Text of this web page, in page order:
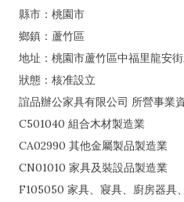
縣市：桃園市
鄉鎮：蘆竹區
地址：桃園市蘆竹區中福里龍安
狀態：核准設立
誼品辦公家具有限公司 所營事業
C501040 組合木材製造業
CA02990 其他金屬製品製造業
CN01010 家具及裝設品製造業
F105050 家具、寢具、廚房器具